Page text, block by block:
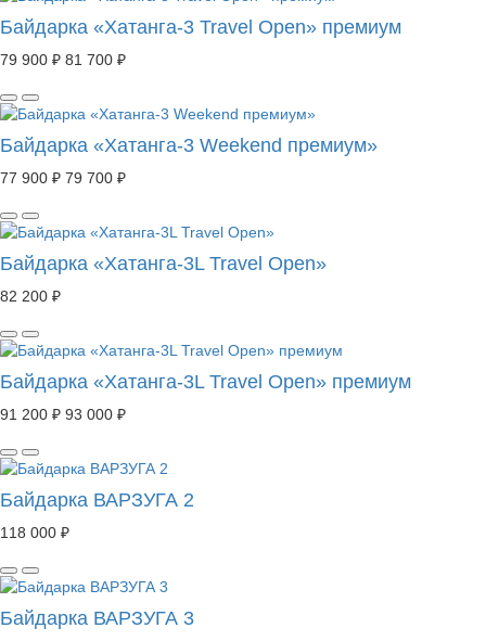
Байдарка «Хатанга-3 Travel Open» премиум
79 900 ₽ 81 700 ₽
Байдарка «Хатанга-3 Weekend премиум»
77 900 ₽ 79 700 ₽
Байдарка «Хатанга-3L Travel Open»
82 200 ₽
Байдарка «Хатанга-3L Travel Open» премиум
91 200 ₽ 93 000 ₽
Байдарка ВАРЗУГА 2
118 000 ₽
Байдарка ВАРЗУГА 3